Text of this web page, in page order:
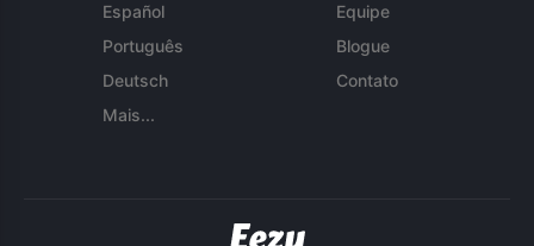
Español
Português
Deutsch
Mais...
Equipe
Blogue
Contato